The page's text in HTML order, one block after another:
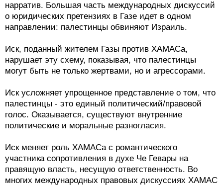
нарратив. Большая часть международных дискуссий
о юридических претензиях в Газе идет в одном
направлении: палестинцы обвиняют Израиль.
Иск, поданный жителем Газы против ХАМАСа,
нарушает эту схему, показывая, что палестинцы
могут быть не только жертвами, но и агрессорами.
Иск усложняет упрощенное представление о том, что
палестинцы - это единый политический/правовой
голос. Оказывается, существуют внутренние
политические и моральные разногласия.
Иск меняет роль ХАМАСа с романтического
участника сопротивления в духе Че Гевары на
правящую власть, несущую ответственность. Во
многих международных правовых дискуссиях ХАМАС